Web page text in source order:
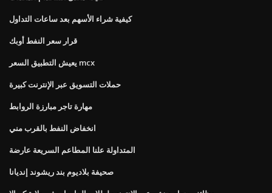
كيفية شراء الأسهم بعد ساعات التداول
قرار سعر النفط أوبك
يعيش التطبيق السعر mcx
حملات التسويق عبر الإنترنت كبيرة
مهارة تاجر مبارزة الروابط
انخفاض النفط بالقرب مني
المتداولة علنا ​​المطاعم السريعة عارضة
صحيفة بلاديوم بند ريشوند إنديانا